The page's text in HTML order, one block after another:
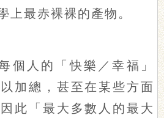
上最赤裸裸的產物。
個人的「快樂／幸福」
加總，甚至在某些方面
此「最大多數人的最大